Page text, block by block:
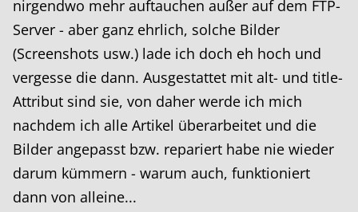
nirgendwo mehr auftauchen außer auf dem FTP-
Server - aber ganz ehrlich, solche Bilder
(Screenshots usw.) lade ich doch eh hoch und
vergesse die dann. Ausgestattet mit alt- und title-
Attribut sind sie, von daher werde ich mich
nachdem ich alle Artikel überarbeitet und die
Bilder angepasst bzw. repariert habe nie wieder
darum kümmern - warum auch, funktioniert
dann von alleine...